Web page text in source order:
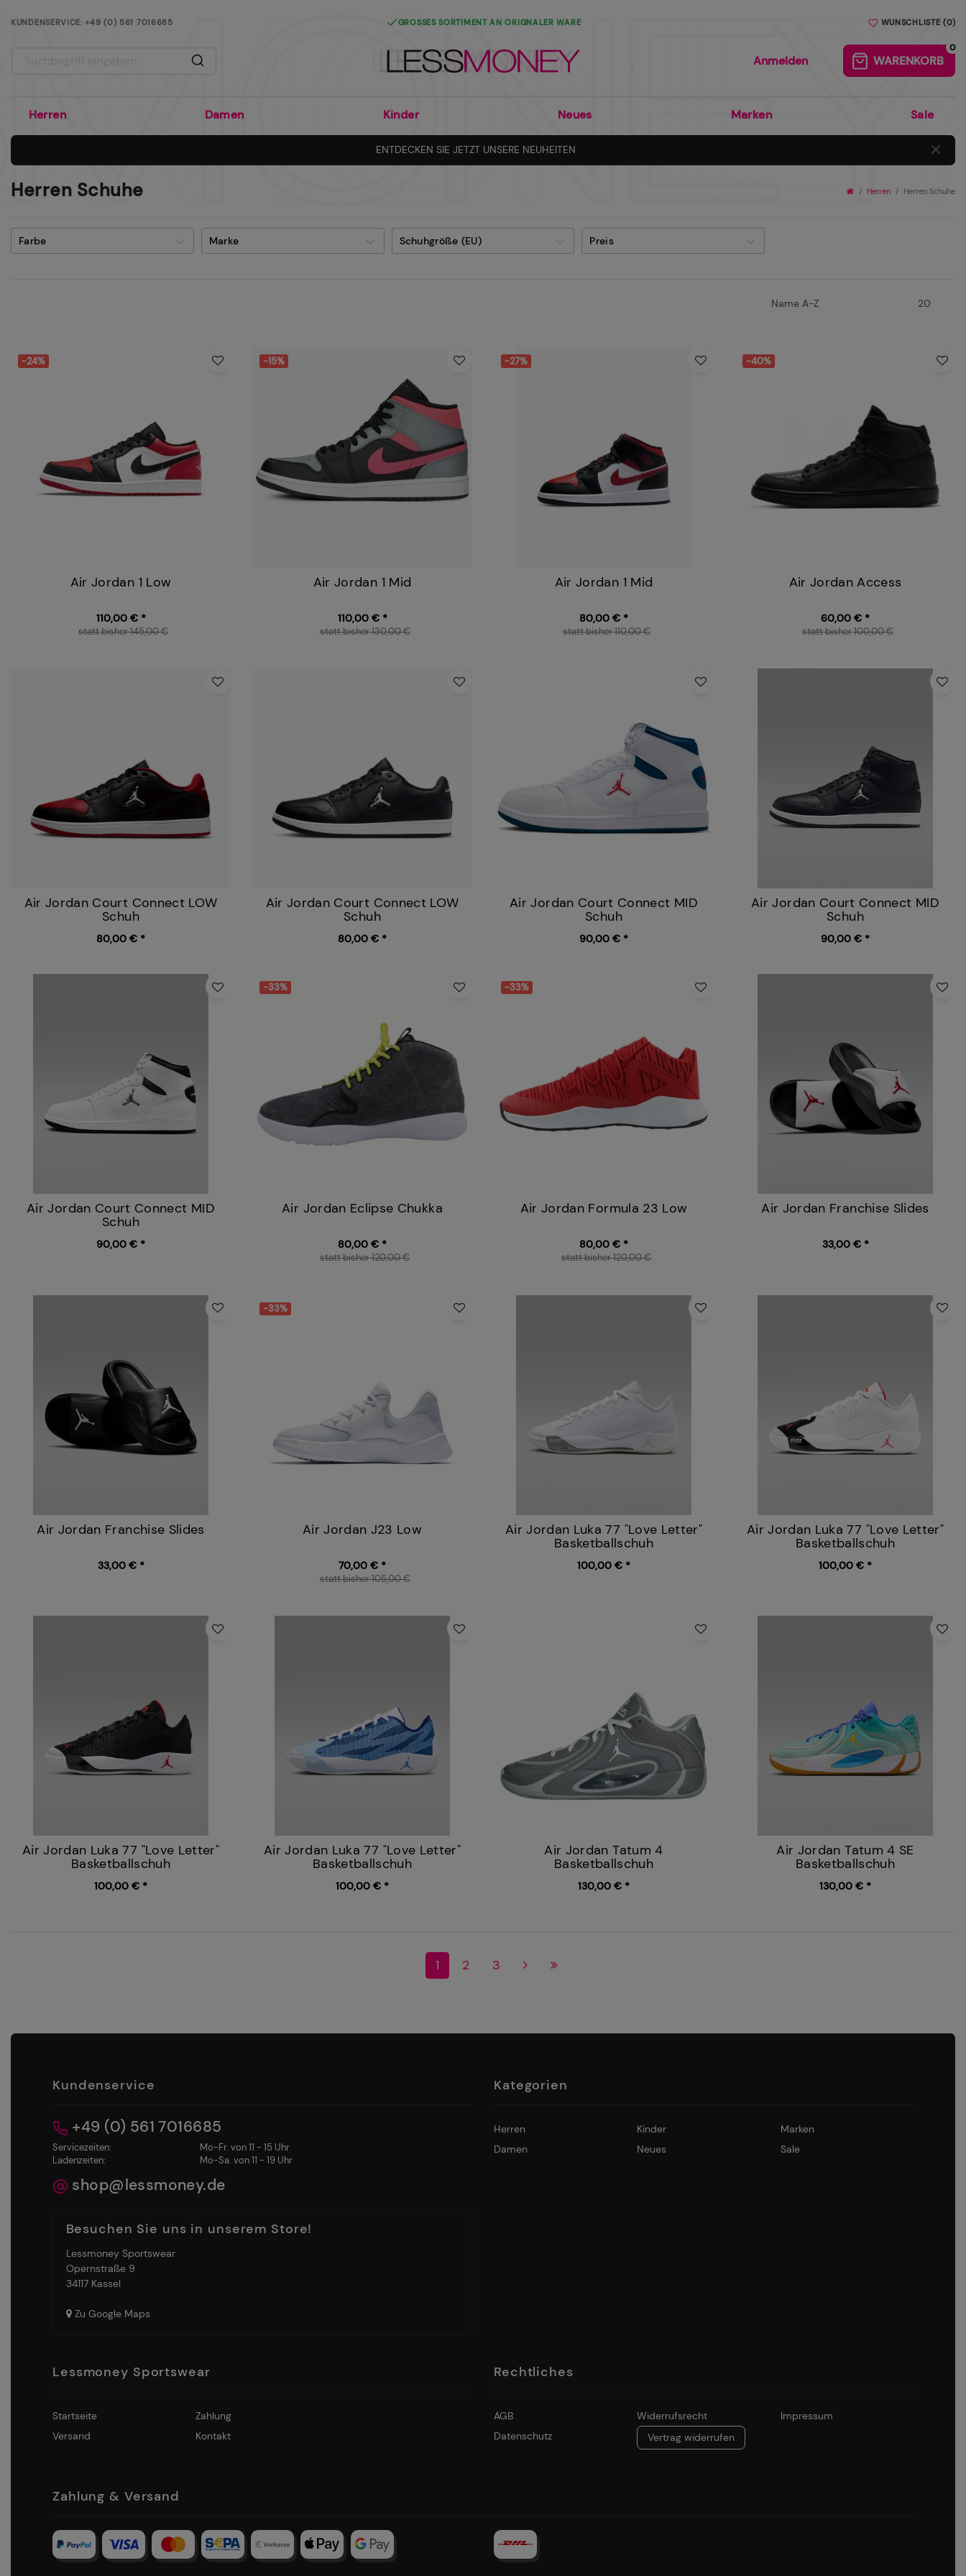
KUNDENSERVICE: +49 (0) 561 7016685
AB 80€ WARENWERT OHNE VERSANDKOSTEN GROSSES SORTIMENT AN ORIGNALER WARE BEQUEM UND SICHER ÜBER PAYPAL BEZAHLEN
WUNSCHLISTE (0)
Anmelden WARENKORB
0
Herren Damen Kinder Neues Marken Sale
ENTDECKEN SIE JETZT UNSERE NEUHEITEN
Herren Schuhe Herren Herren Schuhe
Farbe Marke Schuhgröße (EU) Preis
-24%
Air Jordan 1 Low
110,00 € *
statt bisher 145,00 €
-15%
Air Jordan 1 Mid
110,00 € *
statt bisher 130,00 €
-27%
Air Jordan 1 Mid
80,00 € *
statt bisher 110,00 €
-40%
Air Jordan Access
60,00 € *
statt bisher 100,00 €
Air Jordan Court Connect LOW
Schuh
80,00 € *
Air Jordan Court Connect LOW
Schuh
80,00 € *
Air Jordan Court Connect MID
Schuh
90,00 € *
Air Jordan Court Connect MID
Schuh
90,00 € *
Air Jordan Court Connect MID
Schuh
90,00 € *
-33%
Air Jordan Eclipse Chukka
80,00 € *
statt bisher 120,00 €
-33%
Air Jordan Formula 23 Low
80,00 € *
statt bisher 120,00 €
Air Jordan Franchise Slides
33,00 € *
Air Jordan Franchise Slides
33,00 € *
-33%
Air Jordan J23 Low
70,00 € *
statt bisher 105,00 €
Air Jordan Luka 77 "Love Letter"
Basketballschuh
100,00 € *
Air Jordan Luka 77 "Love Letter"
Basketballschuh
100,00 € *
Air Jordan Luka 77 "Love Letter"
Basketballschuh
100,00 € *
Air Jordan Luka 77 "Love Letter"
Basketballschuh
100,00 € *
Air Jordan Tatum 4
Basketballschuh
130,00 € *
Air Jordan Tatum 4 SE
Basketballschuh
130,00 € *
1 2 3
Kundenservice
+49 (0) 561 7016685
Servicezeiten:
Mo-Fr. von 11 - 15 Uhr
Ladenzeiten:
Mo-Sa. von 11 - 19 Uhr
shop@lessmoney.de
Besuchen Sie uns in unserem Store!
Lessmoney Sportswear
Opernstraße 9
34117 Kassel
Zu Google Maps
Kategorien
Herren
Damen
Kinder
Neues
Marken
Sale
Lessmoney Sportswear
Startseite
Versand
Zahlung
Kontakt
Rechtliches
AGB
Datenschutz
Widerrufsrecht
Vertrag widerrufen
Impressum
Zahlung & Versand